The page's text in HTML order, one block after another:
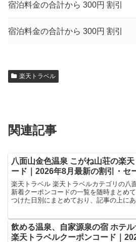
宿泊料金の合計から 300円 割引
宿泊料金の合計から 300円 割引
楽天トラベル
関連記事
八面山金色温泉 こがね山荘の楽
ード｜2026年8月最新の割引・セ
楽天トラベル 楽天トラベルカテゴリの八
新着クーポンコードの一覧を随時まとめ
つけた日別にまとめており、記事の上に
ンになります。ホテル・旅館宿泊の予約
飲める温泉、自家源泉の宿 ホテ
楽天トラベルクーポンコード｜